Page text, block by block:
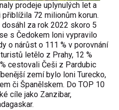
prodeje uplynulých let a
72 milionům korun.
za rok 2022 skoro 5
s Čedokem loni vypravilo
o nárůst o 111 % v porovnání
letělo z Prahy, 12 %
cestovali Češi z Pardubic
zemí bylo loni Turecko,
či Španělskem. Do TOP 10
cíle jako Zanzibar,